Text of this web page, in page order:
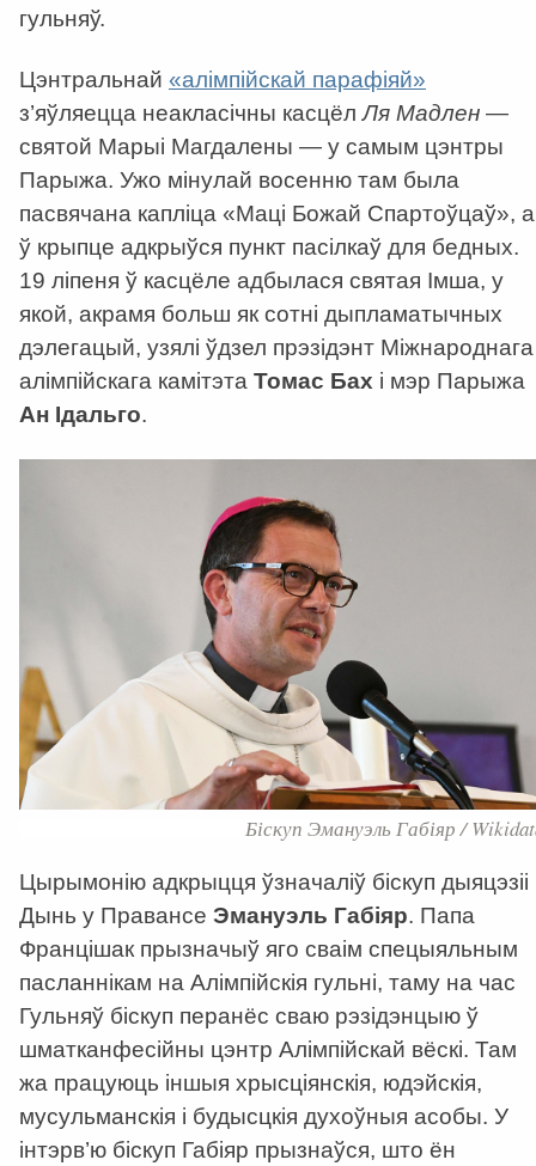
гульняў.
Цэнтральнай «алімпійскай парафіяй»
з’яўляецца неакласічны касцёлЛя Мадлен —
святой Марыі Магдалены — у самым цэнтры
Парыжа. Ужо мінулай восенню там была
пасвячана капліца «Маці Божай Спартоўцаў», а
ў крыпце адкрыўся пункт пасілкаў для бедных.
19 ліпеня ў касцёле адбылася святая Імша, у
якой, акрамя больш як сотні дыпламатычных
дэлегацый, узялі ўдзел прэзідэнт Міжнароднага
алімпійскага камітэта Томас Бах і мэр Парыжа
Ан Ідальго.
Біскуп Эмануэль Габіяр /
Цырымонію адкрыцця ўзначаліў біскуп дыяцэзіі
Дынь у Правансе Эмануэль Габіяр. Папа
Францішак прызначыў яго сваім спецыяльным
пасланнікам на Алімпійскія гульні, таму на час
Гульняў біскуп перанёс сваю рэзідэнцыю ў
шматканфесійны цэнтр Алімпійскай вёскі. Там
жа працуюць іншыя хрысціянскія, юдэйскія,
мусульманскія і будысцкія духоўныя асобы. У
інтэрв’ю біскуп Габіяр прызнаўся, што ён